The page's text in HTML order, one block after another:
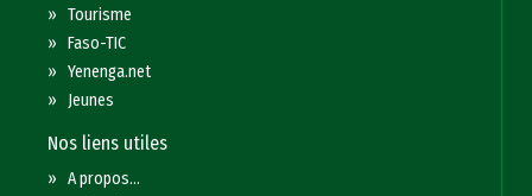
»Tourisme
»Faso-TIC
»Yenenga.net
» Jeunes
Nos liens utiles
»A propos...